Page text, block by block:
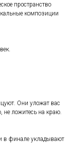
пространство
композиции
Они уложат вас
не ложитесь на краю.
в финале укладывают